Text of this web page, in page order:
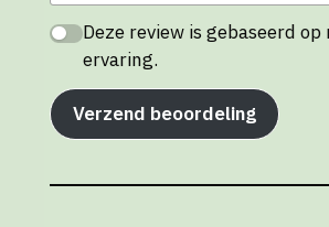
Deze review is gebaseerd op
ervaring.
Verzend beoordeling